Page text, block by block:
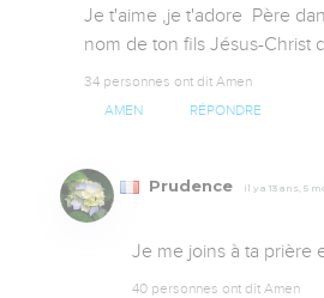
Je t'aime ,je t'adore  Père
nom de ton fils Jésus-Christ
34 personnes ont dit Amen
AMEN RÉPONDRE
Prudence Il y a 13 ans, 5
Je me joins à ta prière
40 personnes ont dit Amen